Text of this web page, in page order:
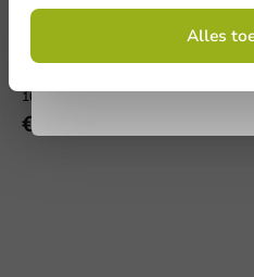
Koffie Benodigdheden
Voordeelverpakking:
gram
1000 stuks
€ 17,25
Alles
Door je in te schrijven,
algemene